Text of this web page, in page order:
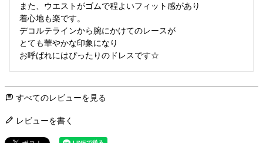
また、ウエストがゴムで程よいフィット感があり
着心地も楽です。
デコルテラインから腕にかけてのレースが
とても華やかな印象になり
お呼ばれにはぴったりのドレスです☆
すべてのレビューを見る
レビューを書く